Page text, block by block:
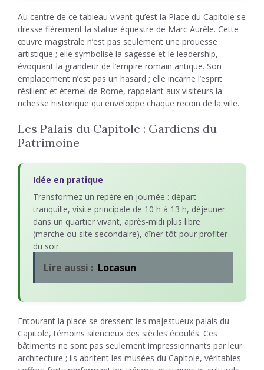
Au centre de ce tableau vivant qu’est la Place du Capitole se
dresse fièrement la statue équestre de Marc Aurèle. Cette
œuvre magistrale n’est pas seulement une prouesse
artistique ; elle symbolise la sagesse et le leadership,
évoquant la grandeur de l’empire romain antique. Son
emplacement n’est pas un hasard ; elle incarne l’esprit
résilient et éternel de Rome, rappelant aux visiteurs la
richesse historique qui enveloppe chaque recoin de la ville.
Les Palais du Capitole : Gardiens du
Patrimoine
Idée en pratique
Transformez un repère en journée : départ
tranquille, visite principale de 10 h à 13 h, déjeuner
dans un quartier vivant, après-midi plus libre
(marche ou site secondaire), dîner tôt pour profiter
du soir.
Lire aussi : Locasun
Entourant la place se dressent les majestueux palais du
Capitole, témoins silencieux des siècles écoulés. Ces
bâtiments ne sont pas seulement impressionnants par leur
architecture ; ils abritent les musées du Capitole, véritables